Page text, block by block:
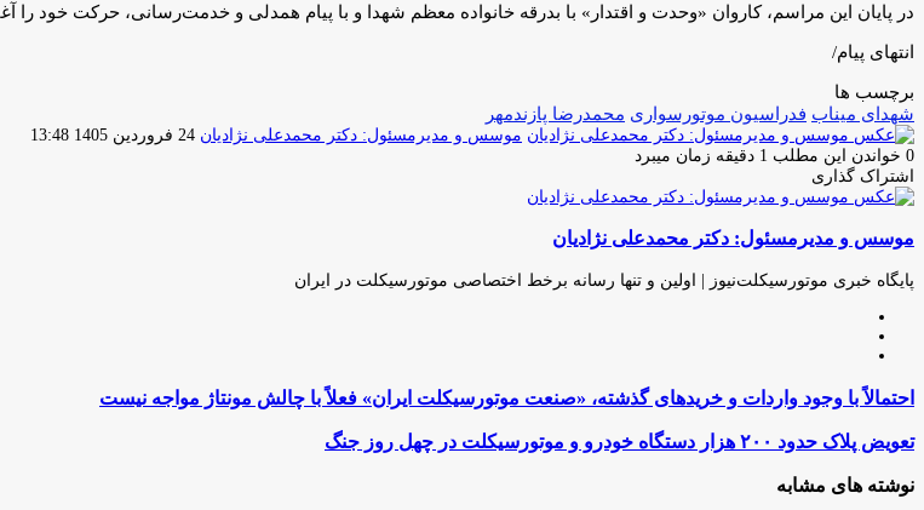
در پایان این مراسم، کاروان «وحدت و اقتدار» با بدرقه خانواده معظم شهدا و با پیام همدلی و خدمت‌رسانی، حرکت خود را
انتهای پیام/
برچسب ها
شهدای میناب فدراسیون موتورسواری محمدرضا پازندمهر
موسس و مدیرمسئول: دکتر محمدعلی نژادیان ارسال
24 فروردین 1405 13:48
0 خواندن این مطلب 1 دقیقه زمان میبرد
اشتراک گذاری
فیس
توئیتر
لینکدین
واتس
تلگرام
اشتراک
از
ایمیل
چاپ
موسس و مدیرمسئول: دکتر محمدعلی نژادیان
پایگاه خبری موتورسیکلت‌نیوز | اولین و تنها رسانه برخط اختصاصی موتورسیکلت در ایران
احتمالاً
وجود
واردات
و
خریدهای
احتمالاً با وجود واردات و خریدهای گذشته، «صنعت موتورسیکلت ایران» فعلاً با چالش مونتاژ مواجه نیست
تعویض
حدود
۲۰۰
تعویض پلاک حدود ۲۰۰ هزار دستگاه خودرو و موتورسیکلت در چهل روز جنگ
نوشته های مشابه